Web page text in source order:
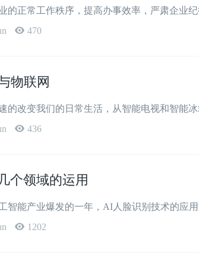
的正常工作秩序，提高办事效率，严肃企业
470
物联网
的改变我们的日常生活，从智能电视和智能
436
个领域的运用
智能产业爆发的一年，AI人脸识别技术的应
1202